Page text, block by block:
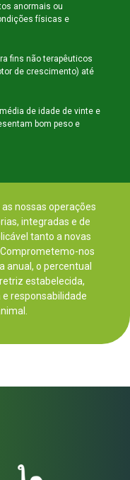
anormais ou
físicas e
fins não terapêuticos
de crescimento) até
de idade de vinte e
bom peso e
nossas operações
integradas e de
tanto a novas
nos
anual, o percentual
estabelecida,
responsabilidade